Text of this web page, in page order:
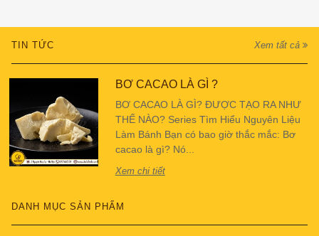
TIN TỨC Xem tất cả
BƠ CACAO LÀ GÌ ?
BƠ CACAO LÀ GÌ? ĐƯỢC TẠO RA NHƯ
THẾ NÀO? Series Tìm Hiểu Nguyên Liệu
Làm Bánh Bạn có bao giờ thắc mắc: Bơ
cacao là gì? Nó...
Xem chi tiết
DANH MỤC SẢN PHẨM